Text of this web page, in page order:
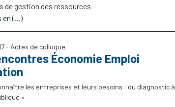
de gestion des ressources
en (…)
- Actes de colloque
Économie Emploi
les entreprises et leurs besoins : du diagnostic à
»